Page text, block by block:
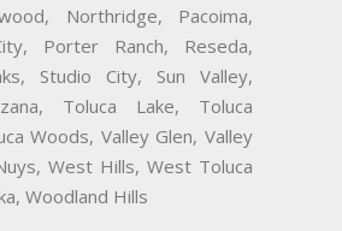
Northridge, Pacoima,
Porter Ranch, Reseda,
Studio City, Sun Valley,
Toluca Lake, Toluca
Woods, Valley Glen, Valley
West Hills, West Toluca
Woodland Hills